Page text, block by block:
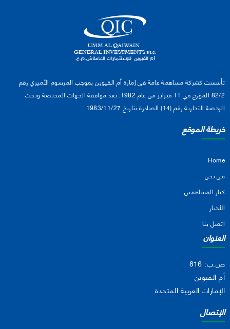
تأسست كشركة مساهمة عامة في إمارة أم القيوين بموجب المرسوم الأميري رقم
82/2 المؤرخ في 11 فبراير من عام 1982. بعد موافقة الجهات المختصة وتحت
الرخصة التجارية رقم (14) الصادرة بتاريخ 1983/11/27
خريطة الموقع
Home
من نحن
كبار المساهمين
الأخبار
اتصل بنا
العنوان
ص.ب: 816
أم القيوين
الإمارات العربية المتحدة
الإتصال